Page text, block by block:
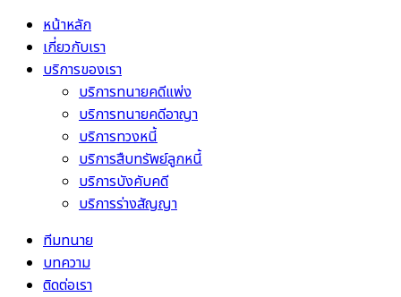
หน้าหลัก
เกี่ยวกับเรา
บริการของเรา
บริการทนายคดีแพ่ง
บริการทนายคดีอาญา
บริการทวงหนี้
บริการสืบทรัพย์ลูกหนี้
บริการบังคับคดี
บริการร่างสัญญา
ทีมทนาย
บทความ
ติดต่อเรา